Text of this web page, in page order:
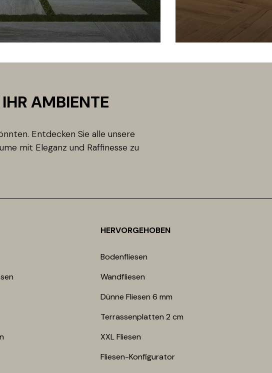
AMBIENTE
Entdecken Sie alle unsere
mit Eleganz und Raffinesse zu
HERVORGEHOBEN
Bodenfliesen​
Wandfliesen
Dünne Fliesen 6 mm​
Terrassenplatten 2 cm
XXL Fliesen
Fliesen-Konfigurator